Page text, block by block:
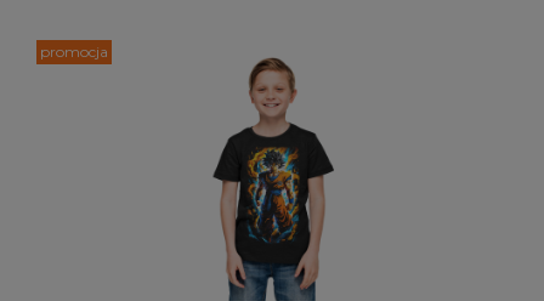
promocja